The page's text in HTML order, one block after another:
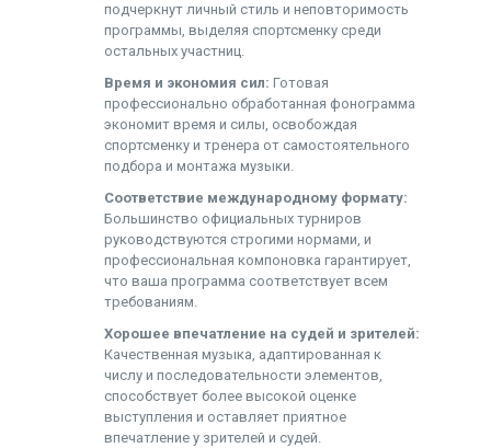
подчеркнут личный стиль и неповторимость
программы, выделяя спортсменку среди
остальных участниц.
Время и экономия сил: Готовая
профессионально обработанная фонограмма
экономит время и силы, освобождая
спортсменку и тренера от самостоятельного
подбора и монтажа музыки.
Соответствие международному формату:
Большинство официальных турниров
руководствуются строгими нормами, и
профессиональная компоновка гарантирует,
что ваша программа соответствует всем
требованиям.
Хорошее впечатление на судей и зрителей:
Качественная музыка, адаптированная к
числу и последовательности элементов,
способствует более высокой оценке
выступления и оставляет приятное
впечатление у зрителей и судей.